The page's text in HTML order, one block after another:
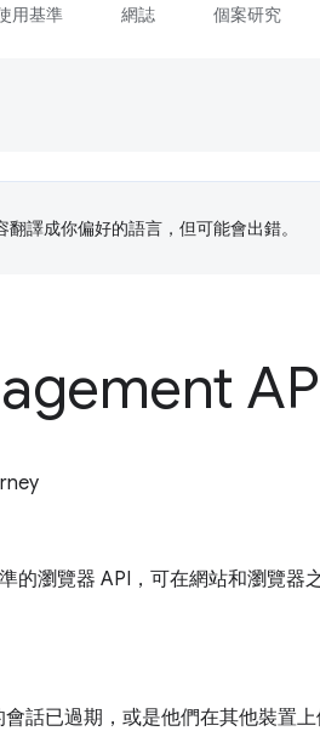
用基準 網誌 個案研究
譯成你偏好的語言，但可能會出錯。
的瀏覽器 API，可在網站和瀏覽器
話已過期，或是他們在其他裝置